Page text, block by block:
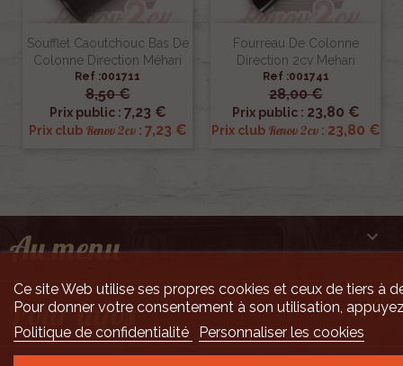
Soufflet Caoutchouc Bas De
Colonne Direction Méhari
Ref :001711
8,50 €
Prix public : 7,23 €
Prix club Renov 2cv: 7,23 €
Fourreau De Colonne
Direction 2cv Mehari
Ref :001741
28,00 €
Prix public : 23,80 €
Prix club Renov 2cv: 23,80 €
Au menu 
Pour infos 
Ce site Web utilise ses propres cookies et ceux de tiers à
Pour donner votre consentement à son utilisation,
Politique de confidentialité
Personnaliser les cookies